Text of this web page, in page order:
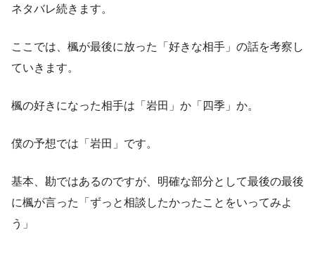
ネタバレ続きます。
ここでは、楓が最後に放った「好きな相手」の話を考察し
ていきます。
楓の好きになった相手は「岩田」か「四季」か。
僕の予想では「岩田」です。
基本、勘ではあるのですが、明確な部分として最後の最後
に楓が言った「ずっと相談したかったことをいってみよ
う」